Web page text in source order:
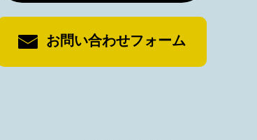
お問い合わせフォーム